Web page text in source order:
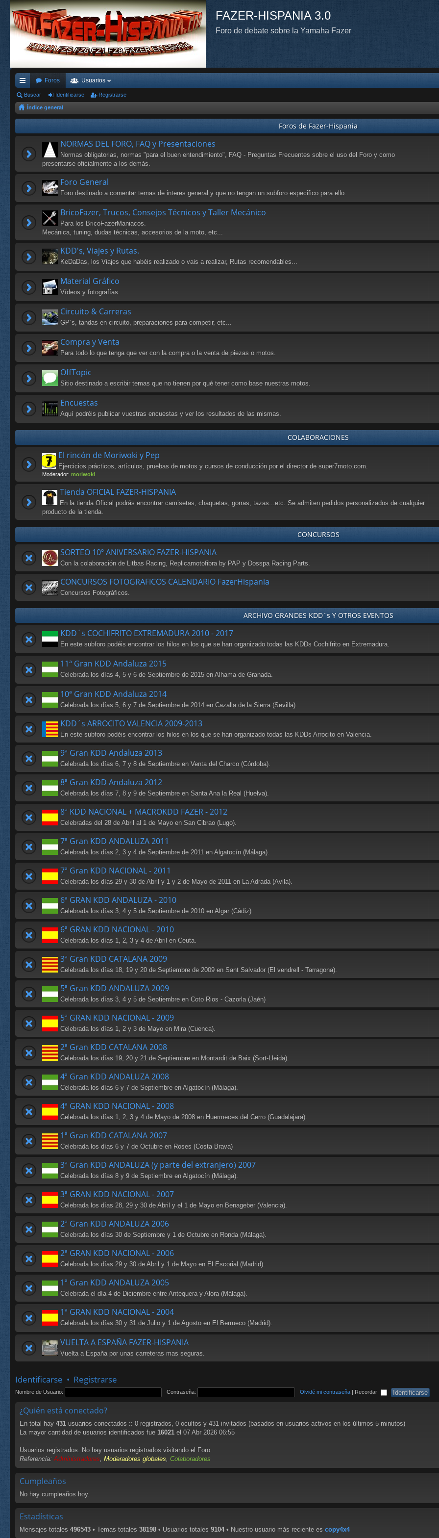
FAZER-HISPANIA 3.0
Foro de debate sobre la Yamaha Fazer
nl
ac
Foros Usuarios
Buscar Identificarse Registrarse
Índice general
Foros de Fazer-Hispania
NORMAS DEL FORO, FAQ y Presentaciones
Normas obligatorias, normas "para el buen entendimiento", FAQ - Preguntas Frecuentes sobre el uso del Foro y como
presentarse oficialmente a los demás.
Foro General
Foro destinado a comentar temas de interes general y que no tengan un subforo especifico para ello.
BricoFazer, Trucos, Consejos Técnicos y Taller Mecánico
Para los BricoFazerManiacos.
Mecánica, tuning, dudas técnicas, accesorios de la moto, etc...
KDD's, Viajes y Rutas.
KeDaDas, los Viajes que habéis realizado o vais a realizar, Rutas recomendables...
Material Gráfico
Vídeos y fotografías.
Circuito & Carreras
GP´s, tandas en circuito, preparaciones para competir, etc...
Compra y Venta
Para todo lo que tenga que ver con la compra o la venta de piezas o motos.
OffTopic
Sitio destinado a escribir temas que no tienen por qué tener como base nuestras motos.
Encuestas
Aquí podréis publicar vuestras encuestas y ver los resultados de las mismas.
COLABORACIONES
El rincón de Moriwoki y Pep
Ejercicios prácticos, artículos, pruebas de motos y cursos de conducción por el director de super7moto.com.
Moderador: moriwoki
Tienda OFICIAL FAZER-HISPANIA
En la tienda Oficial podrás encontrar camisetas, chaquetas, gorras, tazas...etc. Se admiten pedidos personalizados de cualquier
producto de la tienda.
CONCURSOS
SORTEO 10º ANIVERSARIO FAZER-HISPANIA
Con la colaboración de Litbas Racing, Replicamotofibra by PAP y Dosspa Racing Parts.
CONCURSOS FOTOGRAFICOS CALENDARIO FazerHispania
Concursos Fotográficos.
ARCHIVO GRANDES KDD´s Y OTROS EVENTOS
KDD´s COCHIFRITO EXTREMADURA 2010 - 2017
En este subforo podéis encontrar los hilos en los que se han organizado todas las KDDs Cochifrito en Extremadura.
11ª Gran KDD Andaluza 2015
Celebrada los días 4, 5 y 6 de Septiembre de 2015 en Alhama de Granada.
10ª Gran KDD Andaluza 2014
Celebrada los días 5, 6 y 7 de Septiembre de 2014 en Cazalla de la Sierra (Sevilla).
KDD´s ARROCITO VALENCIA 2009-2013
En este subforo podéis encontrar los hilos en los que se han organizado todas las KDDs Arrocito en Valencia.
9ª Gran KDD Andaluza 2013
Celebrada los días 6, 7 y 8 de Septiembre en Venta del Charco (Córdoba).
8ª Gran KDD Andaluza 2012
Celebrada los días 7, 8 y 9 de Septiembre en Santa Ana la Real (Huelva).
8ª KDD NACIONAL + MACROKDD FAZER - 2012
Celebradas del 28 de Abril al 1 de Mayo en San Cibrao (Lugo).
7ª Gran KDD ANDALUZA 2011
Celebrada los días 2, 3 y 4 de Septiembre de 2011 en Algatocín (Málaga).
7ª Gran KDD NACIONAL - 2011
Celebrada los días 29 y 30 de Abril y 1 y 2 de Mayo de 2011 en La Adrada (Avila).
6ª GRAN KDD ANDALUZA - 2010
Celebrada los días 3, 4 y 5 de Septiembre de 2010 en Algar (Cádiz)
6ª GRAN KDD NACIONAL - 2010
Celebrada los días 1, 2, 3 y 4 de Abril en Ceuta.
3ª Gran KDD CATALANA 2009
Celebrada los días 18, 19 y 20 de Septiembre de 2009 en Sant Salvador (El vendrell - Tarragona).
5ª Gran KDD ANDALUZA 2009
Celebrada los días 3, 4 y 5 de Septiembre en Coto Rios - Cazorla (Jaén)
5ª GRAN KDD NACIONAL - 2009
Celebrada los días 1, 2 y 3 de Mayo en Mira (Cuenca).
2ª Gran KDD CATALANA 2008
Celebrada los días 19, 20 y 21 de Septiembre en Montardit de Baix (Sort-Lleida).
4ª Gran KDD ANDALUZA 2008
Celebrada los días 6 y 7 de Septiembre en Algatocín (Málaga).
4ª GRAN KDD NACIONAL - 2008
Celebrada los días 1, 2, 3 y 4 de Mayo de 2008 en Huermeces del Cerro (Guadalajara).
1ª Gran KDD CATALANA 2007
Celebrada los días 6 y 7 de Octubre en Roses (Costa Brava)
3ª Gran KDD ANDALUZA (y parte del extranjero) 2007
Celebrada los días 8 y 9 de Septiembre en Algatocín (Málaga).
3ª GRAN KDD NACIONAL - 2007
Celebrada los días 28, 29 y 30 de Abril y el 1 de Mayo en Benageber (Valencia).
2ª Gran KDD ANDALUZA 2006
Celebrada los días 30 de Septiembre y 1 de Octubre en Ronda (Málaga).
2ª GRAN KDD NACIONAL - 2006
Celebrada los días 29 y 30 de Abril y 1 de Mayo en El Escorial (Madrid).
1ª Gran KDD ANDALUZA 2005
Celebrada el día 4 de Diciembre entre Antequera y Alora (Málaga).
1ª GRAN KDD NACIONAL - 2004
Celebrada los días 30 y 31 de Julio y 1 de Agosto en El Berrueco (Madrid).
VUELTA A ESPAÑA FAZER-HISPANIA
Vuelta a España por unas carreteras mas seguras.
Identificarse • Registrarse
Nombre de Usuario: Contraseña: Olvidé mi contraseña | Recordar
¿Quién está conectado?
En total hay 431 usuarios conectados :: 0 registrados, 0 ocultos y 431 invitados (basados en usuarios activos en los últimos 5 minutos)
La mayor cantidad de usuarios identificados fue 16021 el 07 Abr 2026 06:55
Usuarios registrados: No hay usuarios registrados visitando el Foro
Referencia:Administradores, Moderadores globales, Colaboradores
Cumpleaños
No hay cumpleaños hoy.
Estadísticas
Mensajes totales 496543 • Temas totales 38198 • Usuarios totales 9104 • Nuestro usuario más reciente es copy4x4